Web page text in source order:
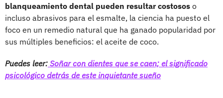
blanqueamiento dental pueden resultar costosos o
incluso abrasivos para el esmalte, la ciencia ha puesto el
foco en un remedio natural que ha ganado popularidad por
sus múltiples beneficios: el aceite de coco.
Puedes leer: Soñar con dientes que se caen; el significado
psicológico detrás de este inquietante sueño